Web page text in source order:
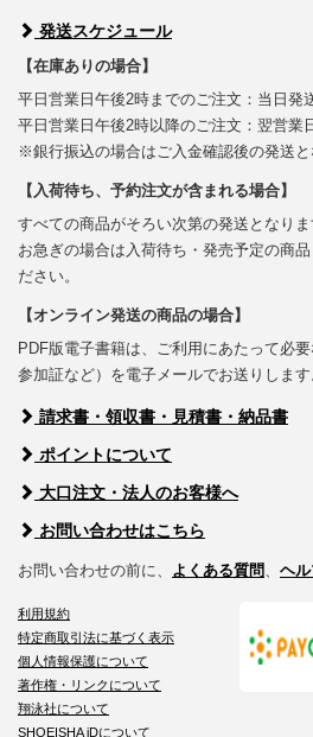
発送スケジュール
【在庫ありの場合】
平日営業日午後2時までのご注文：当日発
平日営業日午後2時以降のご注文：翌営業
※銀行振込の場合はご入金確認後の発送と
【入荷待ち、予約注文が含まれる場合】
すべての商品がそろい次第の発送となりま
お急ぎの場合は入荷待ち・発売予定の商
ださい。
【オンライン発送の商品の場合】
PDF版電子書籍は、ご利用にあたって必
参加証など）を電子メールでお送りします
請求書・領収書・見積書・納品書
ポイントについて
大口注文・法人のお客様へ
お問い合わせはこちら
お問い合わせの前に、 よくある質問 ヘ
利用規約
特定商取引法に基づく表示
個人情報保護について
著作権・リンクについて
翔泳社について
SHOEISHA iDについて